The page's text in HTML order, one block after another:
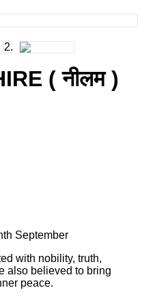
( नीलम )
September
with nobility, truth,
also believed to bring
peace.